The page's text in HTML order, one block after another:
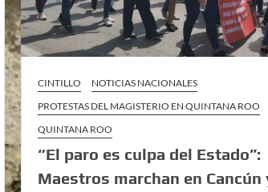
CINTILLO
NOTICIAS NACIONALES
PROTESTAS DEL MAGISTERIO EN QUINTANA ROO
QUINTANA ROO
“El paro es culpa del Estado”:
Maestros marchan en Cancún